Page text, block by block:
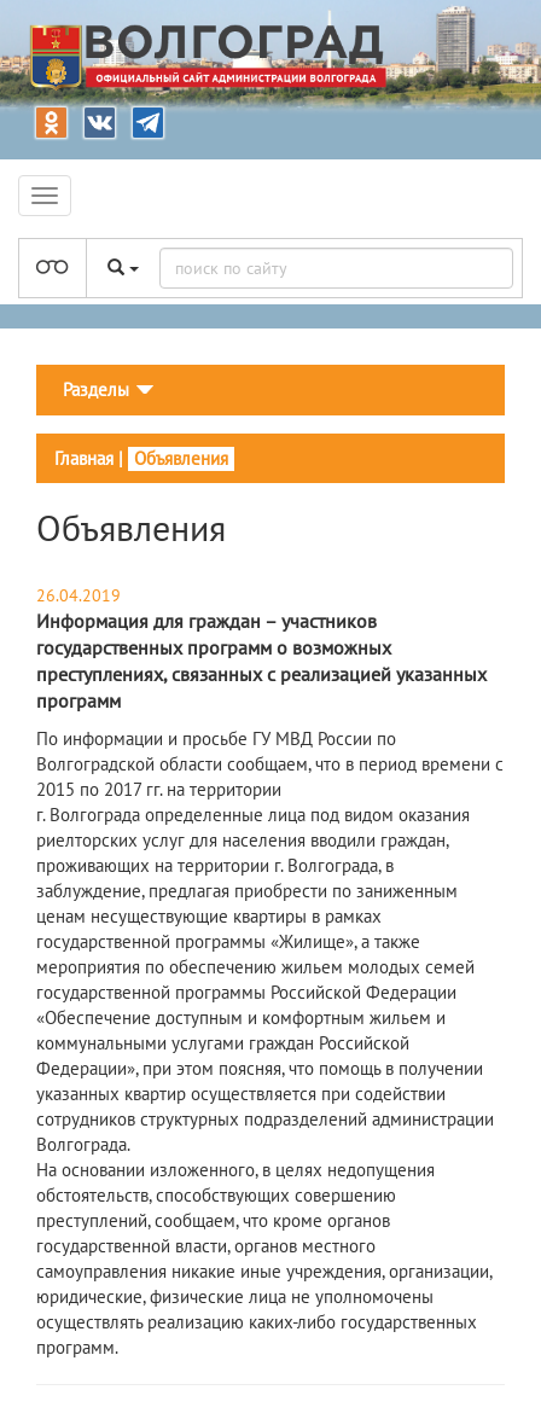
Разделы
Главная | Объявления
Объявления
26.04.2019
Информация для граждан – участников
государственных программ о возможных
преступлениях, связанных с реализацией указанных
программ
По информации и просьбе ГУ МВД России по
Волгоградской области сообщаем, что в период времени с
2015 по 2017 гг. на территории
г. Волгограда определенные лица под видом оказания
риелторских услуг для населения вводили граждан,
проживающих на территории г. Волгограда, в
заблуждение, предлагая приобрести по заниженным
ценам несуществующие квартиры в рамках
государственной программы «Жилище», а также
мероприятия по обеспечению жильем молодых семей
государственной программы Российской Федерации
«Обеспечение доступным и комфортным жильем и
коммунальными услугами граждан Российской
Федерации», при этом поясняя, что помощь в получении
указанных квартир осуществляется при содействии
сотрудников структурных подразделений администрации
Волгограда.
На основании изложенного, в целях недопущения
обстоятельств, способствующих совершению
преступлений, сообщаем, что кроме органов
государственной власти, органов местного
самоуправления никакие иные учреждения, организации,
юридические, физические лица не уполномочены
осуществлять реализацию каких-либо государственных
программ.